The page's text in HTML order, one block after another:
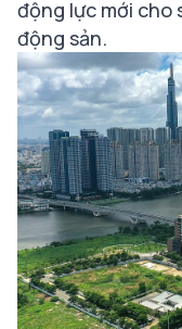
động lực mới
động sản.